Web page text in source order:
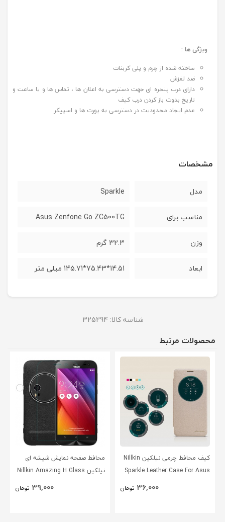
ویژگی ها :
ساخته شده از چرم و پلی کربنات
ضد لغزش
دارای درب پنجره ای جهت دسترسی به اعلان ها ، تماس ها و یا ساعت و
تاریخ بدوت باز کردن درب کیف
عدم ایجاد محدودیت در دسترسی به پورت ها و اسپیکر
مشخصات
مدل Sparkle
مناسب برای Asus Zenfone Go ZC500TG
وزن 32.3 گرم
ابعاد 14.51*75.43*145.71 میلی متر
شناسه کالا:325294
محصولات مرتبط
کیف محافظ چرمی نیلکین Nillkin
Sparkle Leather Case For Asus
36,000 تومان
محافظ صفحه نمایش شیشه ای
نیلکین Nillkin Amazing H Glass
Screen Protector For Asus
39,000 تومان